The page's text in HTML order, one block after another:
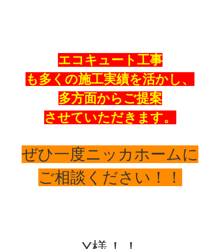
エコキュート工事
も多くの施工実績を活かし、
多方面からご提案
させていただきます。
ぜひ一度ニッカホームに
ご相談ください！！